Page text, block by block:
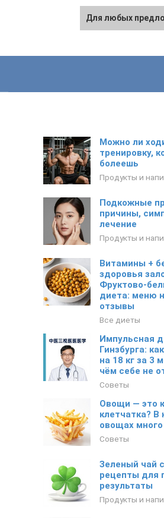
Можно ли
тренировку,
болеешь
Продукты и
Подкожные
причины,
лечение
Продукты и
Витамины +
здоровья
Фруктово-
диета: меню
отзывы
Все диеты
Импульсная
Гинзбурга:
на 18 кг за 3
чём себе не
Советы
Овощи — это
клетчатка? В
овощах много
Советы
Зеленый чай
рецепты для
результаты
Продукты и
Для любых